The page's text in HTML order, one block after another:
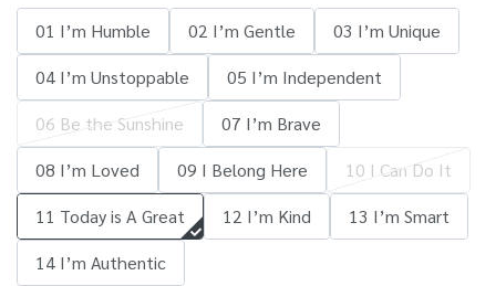
01 I’m Humble 02 I’m Gentle
03 I’m Unique
04 I’m Unstoppable
05 I’m Independent
06 Be the Sunshine
07 I’m Brave
08 I’m Loved
09 I Belong Here
10 I Can Do It
11 Today is A Great
12 I’m Kind
13 I’m Smart
14 I’m Authentic